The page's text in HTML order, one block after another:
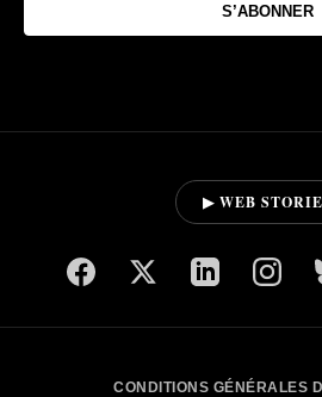
S’ABONNER
▶ WEB
CONDITIONS GÉNÉRALES